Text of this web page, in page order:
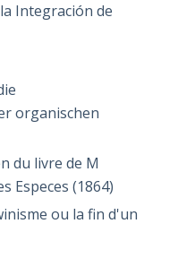
Integración de
organischen
du livre de M
Especes (1864)
ou la fin d'un